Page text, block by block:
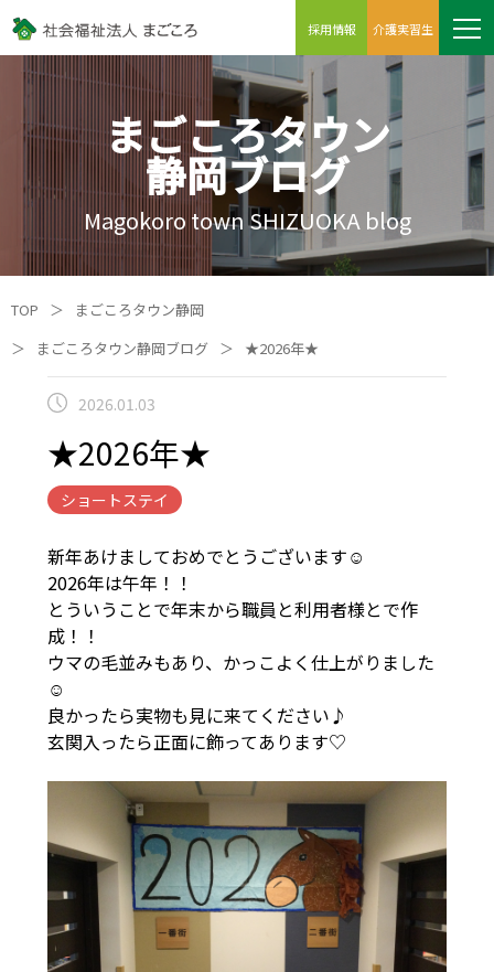
採用情報 介護実習生
まごころタウン
静岡ブログ
Magokoro town SHIZUOKA blog
TOP ＞
まごころタウン静岡
＞
まごころタウン静岡ブログ ＞ ★2026年★
2026.01.03
★2026年★
ショートステイ
新年あけましておめでとうございます☺
2026年は午年！！
とういうことで年末から職員と利用者様とで作
成！！
ウマの毛並みもあり、かっこよく仕上がりました
☺
良かったら実物も見に来てください♪
玄関入ったら正面に飾ってあります♡